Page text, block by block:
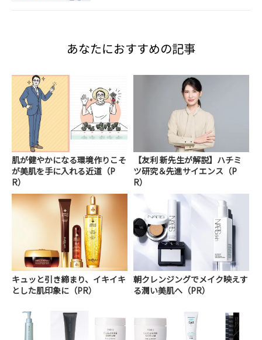
あなたにおすすめの記事
肌が健やかになる環境作りこそ
が美肌を手に入れる近道（P
R）
【友利 新先生が解説】ハチミ
ツ研究＆先進サイエンス（P
R）
キュッと引き締まり、イキイキ
とした肌印象に（PR）
朝クレンジングでメイク映えす
る潤い美肌へ（PR）